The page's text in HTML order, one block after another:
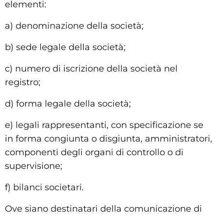
elementi:
a) denominazione della società;
b) sede legale della società;
c) numero di iscrizione della società nel
registro;
d) forma legale della società;
e) legali rappresentanti, con specificazione se
in forma congiunta o disgiunta, amministratori,
componenti degli organi di controllo o di
supervisione;
f) bilanci societari.
Ove siano destinatari della comunicazione di